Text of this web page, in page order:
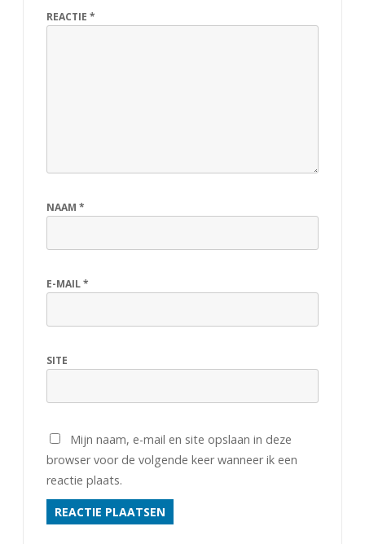
0
REACTIE *
NAAM *
E-MAIL*
SITE
Mijn naam, e-mail en site opslaan in deze
browser voor de volgende keer wanneer ik een
reactie plaats.